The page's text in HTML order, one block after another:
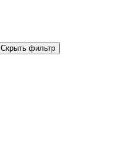
Скрыть фильтр